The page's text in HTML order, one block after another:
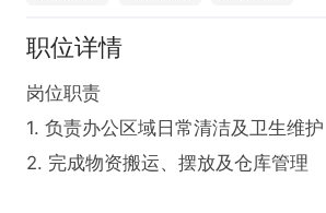
职位详情
岗位职责
1. 负责办公区域日常清洁及卫生维护
2. 完成物资搬运、摆放及仓库管理